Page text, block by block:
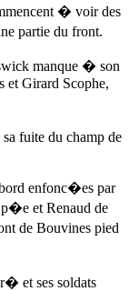
� voir des
partie du front.
manque � son
et Girard Scophe,
fuite du champ de
enfonc�es par
et Renaud de
de Bouvines pied
et ses soldats